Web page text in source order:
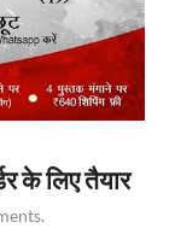
के लिए तैयार